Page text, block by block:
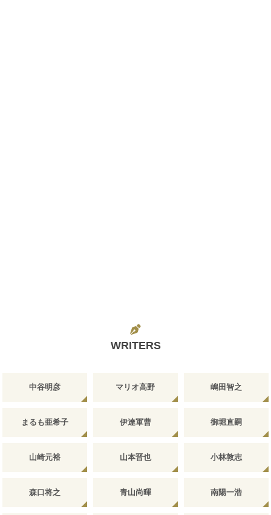
WRITERS
中谷明彦 マリオ高野 嶋田智之
まるも亜希子 伊達軍曹 御堀直嗣
山崎元裕 山本晋也 小林敦志
森口将之 青山尚暉 南陽一浩